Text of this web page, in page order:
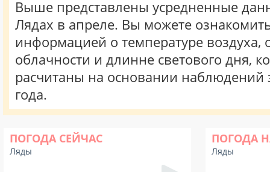
Выше представлены усредненные
Лядах в апреле. Вы можете
информацией о температуре воздуха,
облачности и длинне светового дня,
расчитаны на основании наблюдений
года.
ПОГОДА СЕЙЧАС
Ляды
ПОГОДА
Ляды